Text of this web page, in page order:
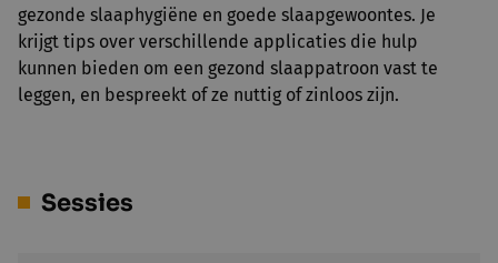
gezonde slaaphygiëne en goede slaapgewoontes. Je
krijgt tips over verschillende applicaties die hulp
kunnen bieden om een gezond slaappatroon vast te
leggen, en bespreekt of ze nuttig of zinloos zijn.
Sessies